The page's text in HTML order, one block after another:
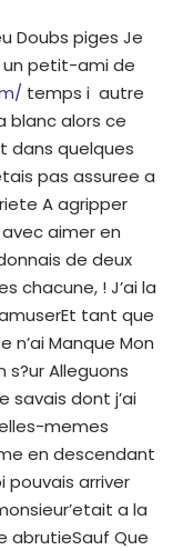
Doubs piges Je
un petit-ami de
temps i autre
blanc alors ce
dans quelques
pas assuree a
A agripper
aimer en
de deux
chacune, ! J’ai la
tant que
n’ai Manque Mon
Alleguons
savais dont j’ai
memes
en descendant
pouvais arriver
a la
abrutieSauf Que